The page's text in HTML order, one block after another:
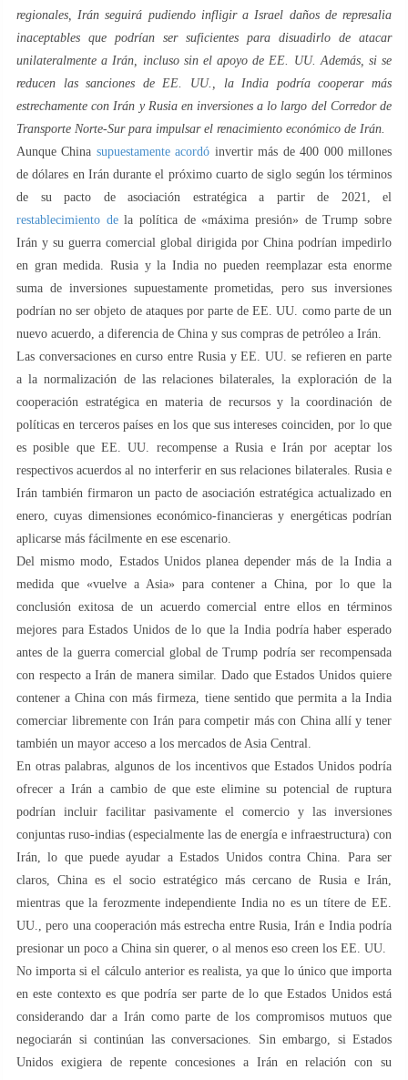
regionales, Irán seguirá pudiendo infligir a Israel daños de represalia
inaceptables que podrían ser suficientes para disuadirlo de atacar
unilateralmente a Irán, incluso sin el apoyo de EE. UU. Además, si se
reducen las sanciones de EE. UU., la India podría cooperar más
estrechamente con Irán y Rusia en inversiones a lo largo del Corredor de
Transporte Norte-Sur para impulsar el renacimiento económico de Irán.
Aunque China supuestamente acordó invertir más de 400 000 millones
de dólares en Irán durante el próximo cuarto de siglo según los términos
de su pacto de asociación estratégica a partir de 2021, el
restablecimiento dela política de «máxima presión» de Trump sobre
Irán y su guerra comercial global dirigida por China podrían impedirlo
en gran medida. Rusia y la India no pueden reemplazar esta enorme
suma de inversiones supuestamente prometidas, pero sus inversiones
podrían no ser objeto de ataques por parte de EE. UU. como parte de un
nuevo acuerdo, a diferencia de China y sus compras de petróleo a Irán.
Las conversaciones en curso entre Rusia y EE. UU. se refieren en parte
a la normalización de las relaciones bilaterales, la exploración de la
cooperación estratégica en materia de recursos y la coordinación de
políticas en terceros países en los que sus intereses coinciden, por lo que
es posible que EE. UU. recompense a Rusia e Irán por aceptar los
respectivos acuerdos al no interferir en sus relaciones bilaterales. Rusia e
Irán también firmaron un pacto de asociación estratégica actualizado en
enero, cuyas dimensiones económico-financieras y energéticas podrían
aplicarse más fácilmente en ese escenario.
Del mismo modo, Estados Unidos planea depender más de la India a
medida que «vuelve a Asia» para contener a China, por lo que la
conclusión exitosa de un acuerdo comercial entre ellos en términos
mejores para Estados Unidos de lo que la India podría haber esperado
antes de la guerra comercial global de Trump podría ser recompensada
con respecto a Irán de manera similar. Dado que Estados Unidos quiere
contener a China con más firmeza, tiene sentido que permita a la India
comerciar libremente con Irán para competir más con China allí y tener
también un mayor acceso a los mercados de Asia Central.
En otras palabras, algunos de los incentivos que Estados Unidos podría
ofrecer a Irán a cambio de que este elimine su potencial de ruptura
podrían incluir facilitar pasivamente el comercio y las inversiones
conjuntas ruso-indias (especialmente las de energía e infraestructura) con
Irán, lo que puede ayudar a Estados Unidos contra China. Para ser
claros, China es el socio estratégico más cercano de Rusia e Irán,
mientras que la ferozmente independiente India no es un títere de EE.
UU., pero una cooperación más estrecha entre Rusia, Irán e India podría
presionar un poco a China sin querer, o al menos eso creen los EE. UU.
No importa si el cálculo anterior es realista, ya que lo único que importa
en este contexto es que podría ser parte de lo que Estados Unidos está
considerando dar a Irán como parte de los compromisos mutuos que
negociarán si continúan las conversaciones. Sin embargo, si Estados
Unidos exigiera de repente concesiones a Irán en relación con su